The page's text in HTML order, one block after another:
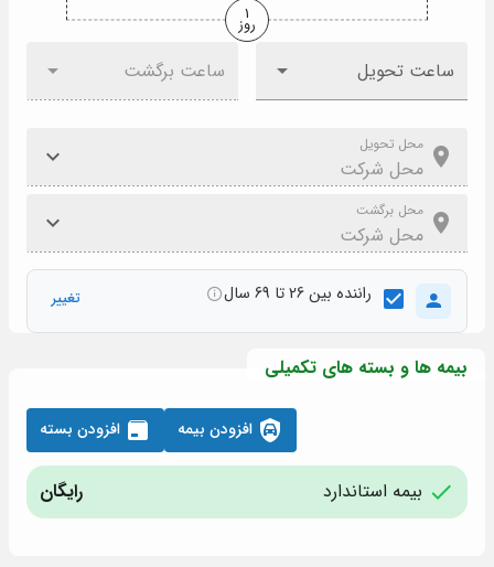
1
روز
ساعت تحویل ساعت برگشت
محل تحویل
محل برگشت
راننده بین 26 تا 69 سال تغییر
بیمه ها و بسته های تکمیلی
بیمه استاندارد رایگان